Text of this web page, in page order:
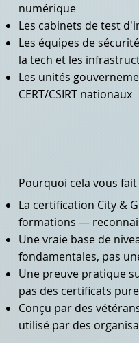
Pourquoi cela vous
La certification City &
formations —
Une vraie base de
fondamentales, pas
Une preuve pratique
pas des certificats
Conçu par des
utilisé par des
numérique
Les cabinets de test
Les équipes de
la tech et les
Les unités
CERT/CSIRT nationaux